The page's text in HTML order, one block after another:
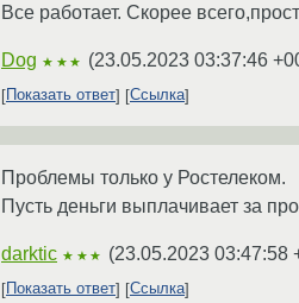
Все работает. Скорее
Dog ★★★ (23.05.2023 03:37:46
Показать ответ Ссылка
Проблемы только у Ростелеком.
Пусть деньги выплачивает за
darktic ★★★ (23.05.2023 03:47:58
Показать ответ Ссылка